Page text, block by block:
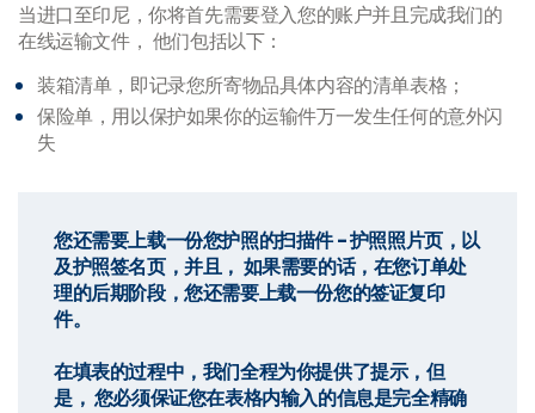
当进口至印尼，你将首先需要登入您的账户并且完成我们的
在线运输文件， 他们包括以下：
装箱清单，即记录您所寄物品具体内容的清单表格；
保险单，用以保护如果你的运输件万一发生任何的意外闪
失
您还需要上载一份您护照的扫描件 - 护照照片页，以
及护照签名页，并且， 如果需要的话，在您订单处
理的后期阶段，您还需要上载一份您的签证复印
件。
在填表的过程中，我们全程为你提供了提示，但
是， 您必须保证您在表格内输入的信息是完全精确